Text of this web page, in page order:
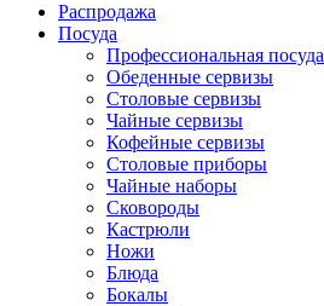
Распродажа
Посуда
Профессиональная посуда
Обеденные сервизы
Столовые сервизы
Чайные сервизы
Кофейные сервизы
Столовые приборы
Чайные наборы
Сковороды
Кастрюли
Ножи
Блюда
Бокалы